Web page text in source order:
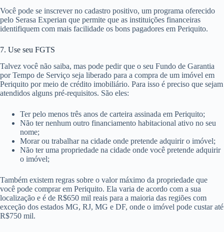
Você pode se inscrever no cadastro positivo, um programa oferecido
pelo Serasa Experian que permite que as instituições financeiras
identifiquem com mais facilidade os bons pagadores em Periquito.
7. Use seu FGTS
Talvez você não saiba, mas pode pedir que o seu Fundo de Garantia
por Tempo de Serviço seja liberado para a compra de um imóvel em
Periquito por meio de crédito imobiliário. Para isso é preciso que sejam
atendidos alguns pré-requisitos. São eles:
Ter pelo menos três anos de carteira assinada em Periquito;
Não ter nenhum outro financiamento habitacional ativo no seu
nome;
Morar ou trabalhar na cidade onde pretende adquirir o imóvel;
Não ter uma propriedade na cidade onde você pretende adquirir
o imóvel;
Também existem regras sobre o valor máximo da propriedade que
você pode comprar em Periquito. Ela varia de acordo com a sua
localização e é de R$650 mil reais para a maioria das regiões com
exceção dos estados MG, RJ, MG e DF, onde o imóvel pode custar até
R$750 mil.